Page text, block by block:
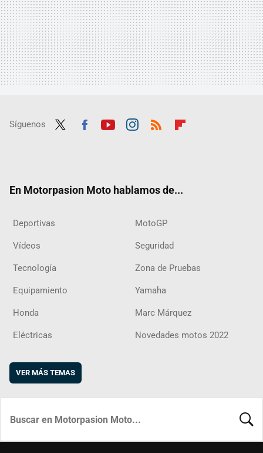
Síguenos
En Motorpasion Moto hablamos de...
Deportivas MotoGP
Vídeos Seguridad
Tecnología Zona de Pruebas
Equipamiento Yamaha
Honda Marc Márquez
Eléctricas Novedades motos 2022
VER MÁS TEMAS